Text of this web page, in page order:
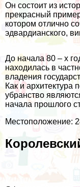
Он состоит из
прекрасный
котором отлично
эдвардианского,
До начала 80 – х
находилась в
владения
Как и архитектура
убранство
начала прошлого
Местоположение: